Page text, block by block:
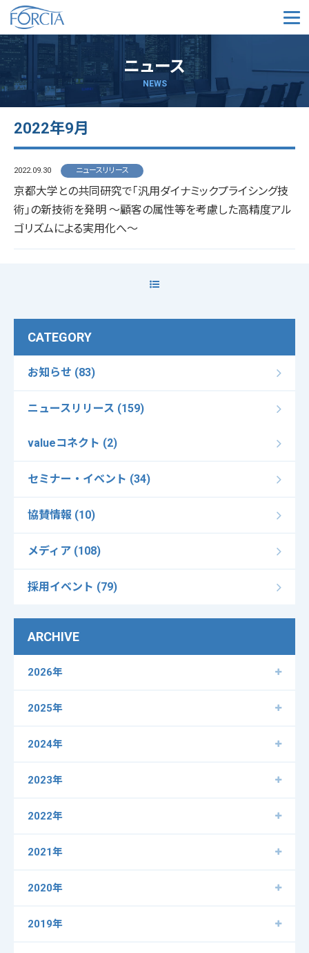
メ
ニュース
NEWS
2022年9月
2022.09.30 ニュースリリース
京都大学との共同研究で「汎用ダイナミックプライシング技
術」の新技術を発明 ～顧客の属性等を考慮した高精度アル
ゴリズムによる実用化へ～
CATEGORY
お知らせ (83)
ニュースリリース (159)
valueコネクト (2)
セミナー・イベント (34)
協賛情報 (10)
メディア (108)
採用イベント (79)
ARCHIVE
2026年
2025年
2024年
2023年
2022年
2021年
2020年
2019年